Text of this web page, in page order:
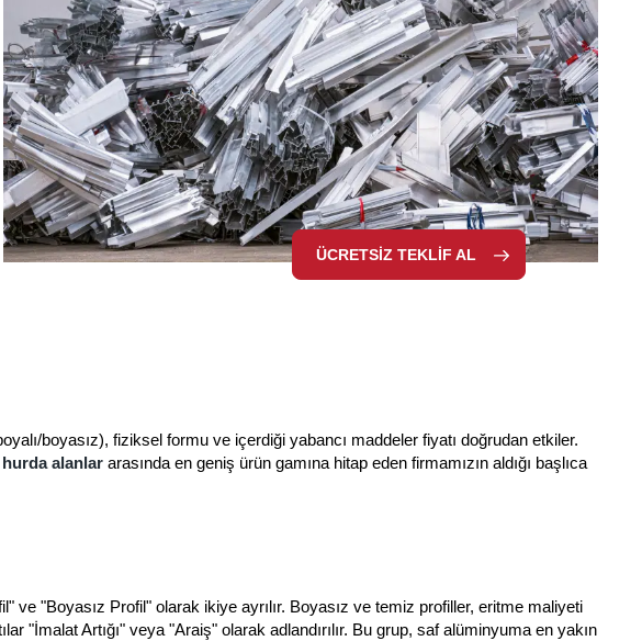
ÜCRETSİZ TEKLİF AL
boyasız), fiziksel formu ve içerdiği yabancı maddeler fiyatı doğrudan etkiler.
alanlar arasında en geniş ürün gamına hitap eden firmamızın aldığı başlıca
ve "Boyasız Profil" olarak ikiye ayrılır. Boyasız ve temiz profiller, eritme maliyeti
"İmalat Artığı" veya "Araiş" olarak adlandırılır. Bu grup, saf alüminyuma en yakın